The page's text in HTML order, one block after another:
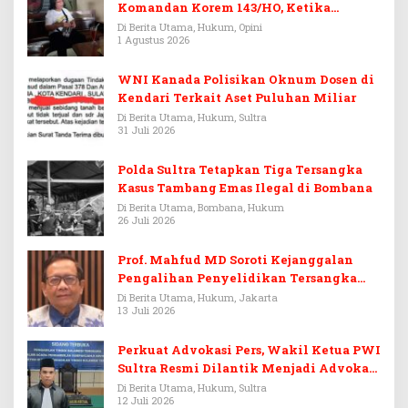
Komandan Korem 143/HO, Ketika
Warisan Menjadi Arena Pemerasan
Di Berita Utama, Hukum, Opini
1 Agustus 2026
WNI Kanada Polisikan Oknum Dosen di
Kendari Terkait Aset Puluhan Miliar
Di Berita Utama, Hukum, Sultra
31 Juli 2026
Polda Sultra Tetapkan Tiga Tersangka
Kasus Tambang Emas Ilegal di Bombana
Di Berita Utama, Bombana, Hukum
26 Juli 2026
Prof. Mahfud MD Soroti Kejanggalan
Pengalihan Penyelidikan Tersangka
Febrie Adriansyah
Di Berita Utama, Hukum, Jakarta
13 Juli 2026
Perkuat Advokasi Pers, Wakil Ketua PWI
Sultra Resmi Dilantik Menjadi Advokat
PERADI
Di Berita Utama, Hukum, Sultra
12 Juli 2026